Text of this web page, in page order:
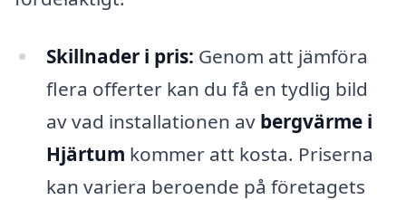
Skillnader i pris: Genom att jämföra
flera offerter kan du få en tydlig bild
av vad installationen av bergvärme i
Hjärtum kommer att kosta. Priserna
kan variera beroende på företagets